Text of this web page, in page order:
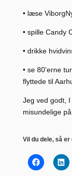
• læse
• spille Candy
• drikke
• se 80’erne
flyttede til
Jeg ved godt,
misundelige
Vil du dele, så er